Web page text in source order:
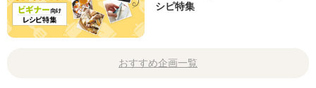
シピ特集
おすすめ企画一覧